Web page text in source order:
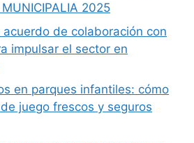
2025
de colaboración con
impulsar el sector en
en parques infantiles: cómo
juego frescos y seguros